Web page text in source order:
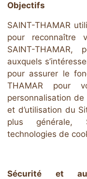
Objectifs
SAINT-THAMAR
pour reconnaître
SAINT-
auxquels
pour assurer le
THAMAR
personnalisation
et d’utilisation du
plus générale,
technologies de
Sécurité et